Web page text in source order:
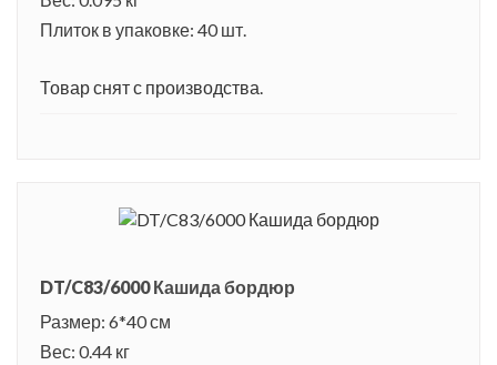
Плиток в упаковке: 40 шт.
Товар снят с производства.
DT/C83/6000 Кашида бордюр
Размер: 6*40 см
Вес: 0.44 кг